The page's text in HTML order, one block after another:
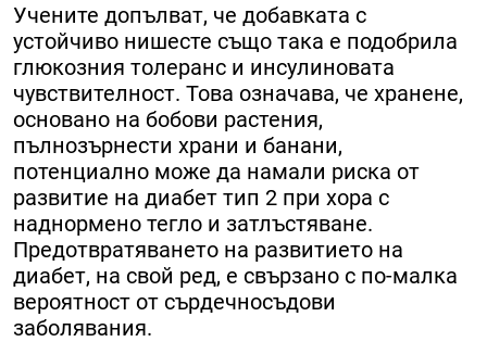
Учените допълват, че добавката с
устойчиво нишесте също така е подобрила
глюкозния толеранс и инсулиновата
чувствителност. Това означава, че хранене,
основано на бобови растения,
пълнозърнести храни и банани,
потенциално може да намали риска от
развитие на диабет тип 2 при хора с
наднормено тегло и затлъстяване.
Предотвратяването на развитието на
диабет, на свой ред, е свързано с по-малка
вероятност от сърдечносъдови
заболявания.